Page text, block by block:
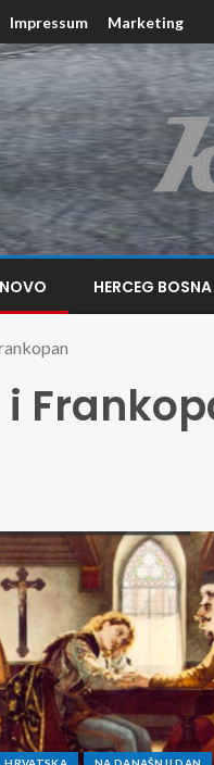
Impressum Marketing
NOVO HERCEG BOSNA